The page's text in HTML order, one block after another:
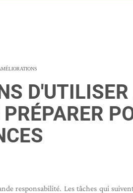
responsabilité. Les tâches qui